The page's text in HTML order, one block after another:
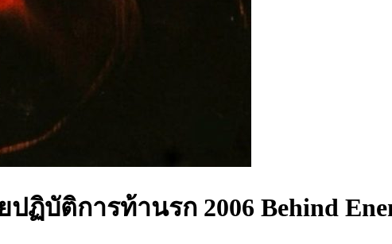
ฏิบัติการท้านรก 2006 Behind